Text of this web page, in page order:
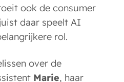
ook de consumer
daar speelt AI
rol.
over de
Marie, haar